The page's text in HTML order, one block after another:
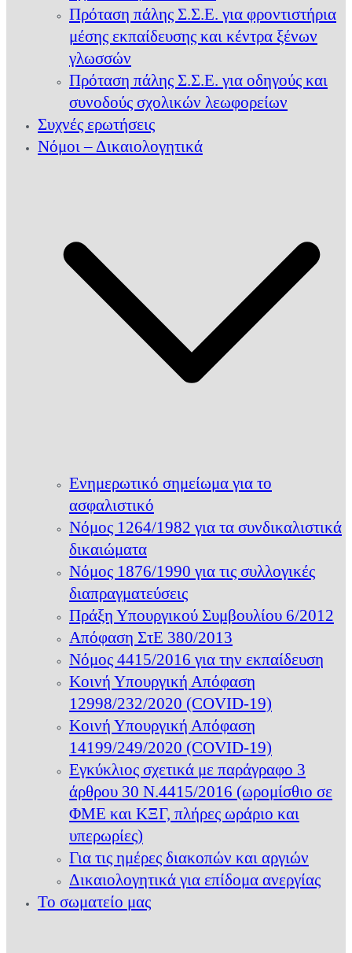
Πρόταση πάλης Σ.Σ.Ε. για φροντιστήρια
μέσης εκπαίδευσης και κέντρα ξένων
γλωσσών
Πρόταση πάλης Σ.Σ.Ε. για οδηγούς και
συνοδούς σχολικών λεωφορείων
Συχνές ερωτήσεις
Νόμοι – Δικαιολογητικά
Ενημερωτικό σημείωμα για το
ασφαλιστικό
Νόμος 1264/1982 για τα συνδικαλιστικά
δικαιώματα
Νόμος 1876/1990 για τις συλλογικές
διαπραγματεύσεις
Πράξη Υπουργικού Συμβουλίου 6/2012
Απόφαση ΣτΕ 380/2013
Νόμος 4415/2016 για την εκπαίδευση
Κοινή Υπουργική Απόφαση
12998/232/2020 (COVID-19)
Κοινή Υπουργική Απόφαση
14199/249/2020 (COVID-19)
Εγκύκλιος σχετικά με παράγραφο 3
άρθρου 30 Ν.4415/2016 (ωρομίσθιο σε
ΦΜΕ και ΚΞΓ, πλήρες ωράριο και
υπερωρίες)
Για τις ημέρες διακοπών και αργιών
Δικαιολογητικά για επίδομα ανεργίας
Το σωματείο μας